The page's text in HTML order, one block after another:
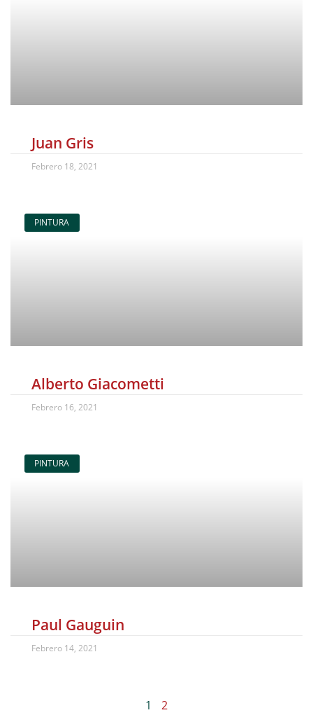
Juan Gris
Febrero 18, 2021
PINTURA
Alberto Giacometti
Febrero 16, 2021
PINTURA
Paul Gauguin
Febrero 14, 2021
1 2